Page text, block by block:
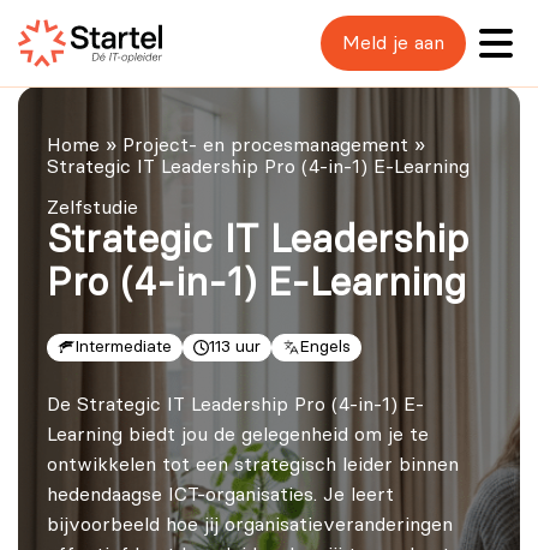
Meld je aan
Home » Project- en procesmanagement »
Strategic IT Leadership Pro (4-in-1) E-Learning
Zelfstudie
Strategic IT Leadership
Pro (4-in-1) E-Learning
Intermediate 113 uur Engels
De Strategic IT Leadership Pro (4-in-1) E-
Learning biedt jou de gelegenheid om je te
ontwikkelen tot een strategisch leider binnen
hedendaagse ICT-organisaties. Je leert
bijvoorbeeld hoe jij organisatieveranderingen